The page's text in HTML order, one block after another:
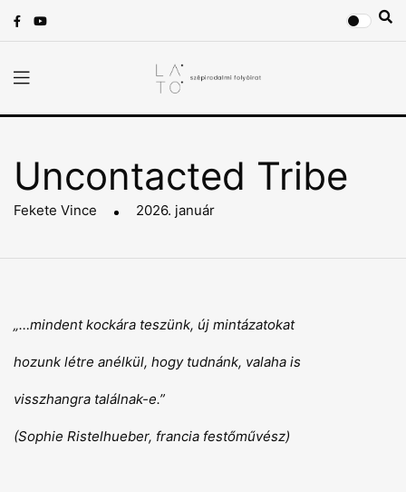
Uncontacted Tribe
Fekete Vince 2026. január
„…mindent kockára teszünk, új mintázatokat
hozunk létre anélkül, hogy tudnánk, valaha is
visszhangra találnak-e.”
(Sophie Ristelhueber, francia festőművész)